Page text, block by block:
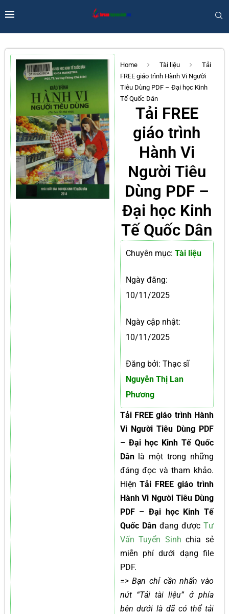
Home Tài liệu
Tải
FREE giáo trình Hành Vi Người
Tiêu Dùng PDF – Đại học Kinh
Tế Quốc Dân
Tải FREE
giáo trình
Hành Vi
Người Tiêu
Dùng PDF –
Đại học Kinh
Tế Quốc Dân
Chuyên mục: Tài liệu
Ngày đăng:
10/11/2025
Ngày cập nhật:
10/11/2025
Đăng bởi: Thạc sĩ
Nguyễn Thị Lan
Phương
Tải FREE giáo trình Hành
Vi Người Tiêu Dùng PDF
– Đại học Kinh Tế Quốc
Dânlà một trong những
đáng đọc và tham khảo.
HiệnTải FREE giáo trình
Hành Vi Người Tiêu Dùng
PDF – Đại học Kinh Tế
Quốc Dân đang được Tư
Vấn Tuyển Sinh chia sẻ
miễn phí dưới dạng file
PDF.
=> Bạn chỉ cần nhấn vào
nút “Tải tài liệu” ở phía
bên dưới là đã có thể tải